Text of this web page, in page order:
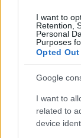
I want to
Retention,
Personal
Purposes
Opted Out
Google
I want to
related to
device
útvonalon
TOVÁBB OLVASOM
késés máv